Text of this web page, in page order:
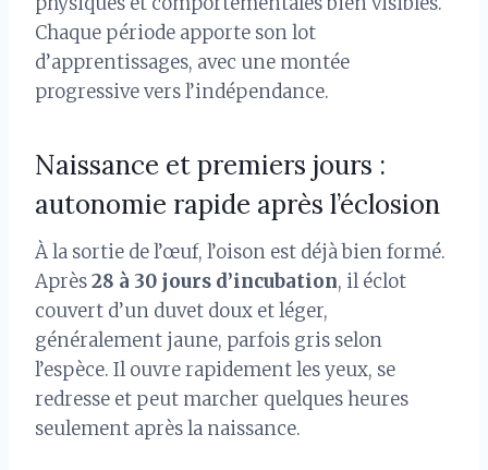
Chaque période apporte son lot
d’apprentissages, avec une montée
progressive vers l’indépendance.
Naissance et premiers jours :
autonomie rapide après l’éclosion
À la sortie de l’œuf, l’oison est déjà bien formé.
Après28 à 30 jours d’incubation, il éclot
couvert d’un duvet doux et léger,
généralement jaune, parfois gris selon
l’espèce. Il ouvre rapidement les yeux, se
redresse et peut marcher quelques heures
seulement après la naissance.